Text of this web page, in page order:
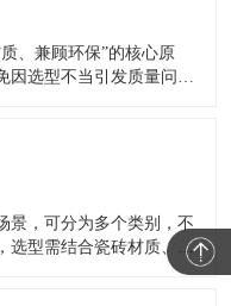
、兼顾环保”的核心原
因选型不当引发质量问
通瓷砖可选用C1级基础
景，可分为多个类别，不
选型需结合瓷砖材质、尺
用范围如下： （一）按粘